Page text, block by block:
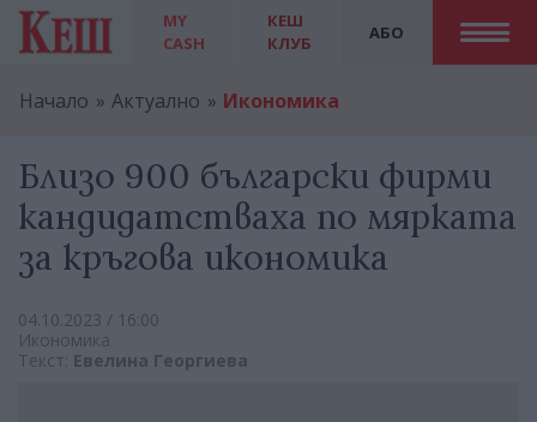
MY
CASH
АБО
КЕШ
КЛУБ
Начало Актуално Икономика
Близо 900 български фирми
кандидатстваха по мярката
за кръгова икономика
04.10.2023 / 16:00
Икономика
Текст: Евелина Георгиева